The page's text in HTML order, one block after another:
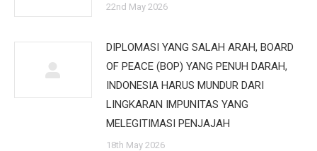
22nd May 2026
DIPLOMASI YANG SALAH ARAH, BOARD
OF PEACE (BOP) YANG PENUH DARAH,
INDONESIA HARUS MUNDUR DARI
LINGKARAN IMPUNITAS YANG
MELEGITIMASI PENJAJAH
18th May 2026